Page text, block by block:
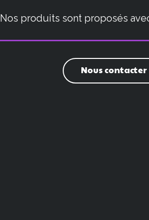
Nos produits sont proposés
Nous contacter